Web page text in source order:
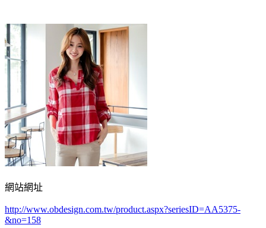
網站網址
http://www.obdesign.com.tw/product.aspx?seriesID=AA5375-
&no=158